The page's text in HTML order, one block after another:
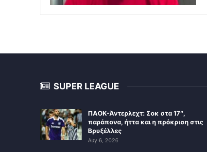
SUPER LEAGUE
ΠΑΟΚ-Άντερλεχτ: Σοκ στα 17″,
παράπονα, ήττα και η πρόκριση στις
Βρυξέλλες
Αυγ 6, 2026